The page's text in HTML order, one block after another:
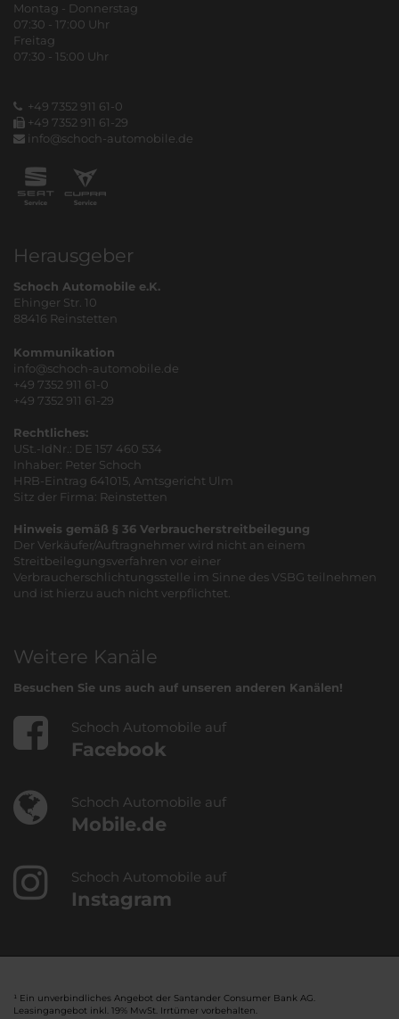
Montag - Donnerstag
07:30 - 17:00 Uhr
Freitag
07:30 - 15:00 Uhr
+49 7352 911 61-0
+49 7352 911 61-29
info@schoch-automobile.de
Herausgeber
Schoch Automobile e.K.
Ehinger Str. 10
88416 Reinstetten
Kommunikation
info@schoch-automobile.de
+49 7352 911 61-0
+49 7352 911 61-29
Rechtliches:
USt.-IdNr.: DE 157 460 534
Inhaber: Peter Schoch
HRB-Eintrag 641015, Amtsgericht Ulm
Sitz der Firma: Reinstetten
Hinweis gemäß § 36 Verbraucherstreitbeilegung
Der Verkäufer/Auftragnehmer wird nicht an einem
Streitbeilegungsverfahren vor einer
Verbraucherschlichtungsstelle im Sinne des VSBG teilnehmen
und ist hierzu auch nicht verpflichtet.
Weitere Kanäle
Besuchen Sie uns auch auf unseren anderen Kanälen!
Schoch Automobile auf
Facebook
Schoch Automobile auf
Mobile.de
Schoch Automobile auf
Instagram
¹ Ein unverbindliches Angebot der Santander Consumer Bank AG.
Leasingangebot inkl. 19% MwSt. Irrtümer vorbehalten.